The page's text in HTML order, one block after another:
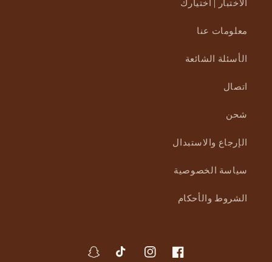
الاختبار | اختيارك
معلومات عنا
الأسئلة الشائعة
اتصال
شحن
الإرجاع والاستبدال
سياسة الخصوصية
الشروط والأحكام
فيسبوكانستجرام
تيك سناب